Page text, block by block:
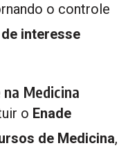
o controle
interesse
Medicina
o Enade
de Medicina,